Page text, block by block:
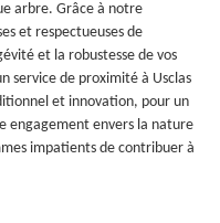
arbre. Grâce à notre
et respectueuses de
et la robustesse de vos
service de proximité à Usclas
et innovation, pour un
engagement envers la nature
impatients de contribuer à